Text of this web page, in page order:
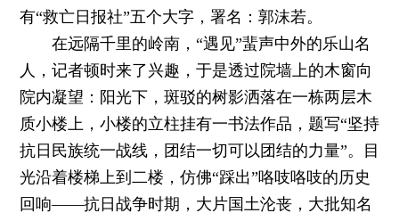
有“救亡日报社”五个大字，署名：郭沫若。
在远隔千里的岭南，“遇见”蜚声中外的乐山名
人，记者顿时来了兴趣，于是透过院墙上的木窗向
院内凝望：阳光下，斑驳的树影洒落在一栋两层木
质小楼上，小楼的立柱挂有一书法作品，题写“坚持
抗日民族统一战线，团结一切可以团结的力量”。目
光沿着楼梯上到二楼，仿佛“踩出”咯吱咯吱的历史
回响——抗日战争时期，大片国土沦丧，大批知名